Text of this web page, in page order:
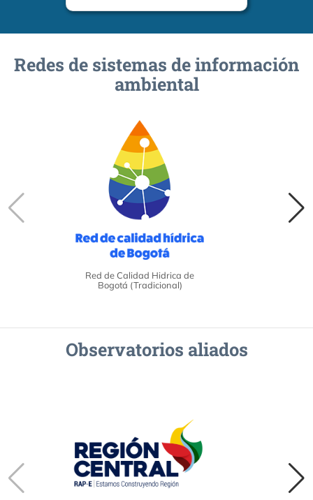
Redes de sistemas de información
ambiental
Red de Calidad Hidrica de
Bogotá (Tradicional)
Observatorios aliados